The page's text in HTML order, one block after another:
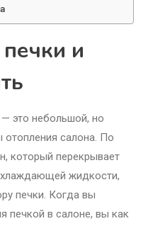
и
это небольшой, но
салона. По
который перекрывает
жидкости,
печки. Когда вы
печкой в салоне, вы как